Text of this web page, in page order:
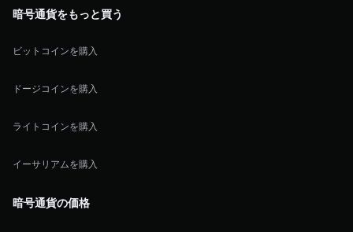
暗号通貨をもっと買う
ビットコインを購入
ドージコインを購入
ライトコインを購入
イーサリアムを購入
暗号通貨の価格